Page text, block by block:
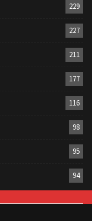
229
227
211
177
116
98
95
94